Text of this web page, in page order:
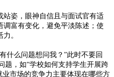
姿，眼神自信且与面试官有适
调富有变化，避免平淡陈述；使
。
么问题想问我？”此时不要回
题，如“学校如何支持学生开展跨
市场的竞争力主要体现在哪些方